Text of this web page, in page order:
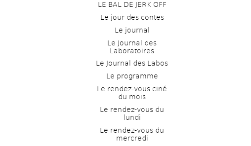
LE BAL DE JERK OFF
Le jour des contes
Le journal
Le Journal des
Laboratoires
Le Journal des Labos
Le programme
Le rendez-vous ciné
du mois
Le rendez-vous du
lundi
Le rendez-vous du
mercredi